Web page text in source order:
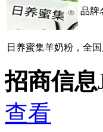
品牌
日养蜜集羊奶粉，全
招商信息
查看